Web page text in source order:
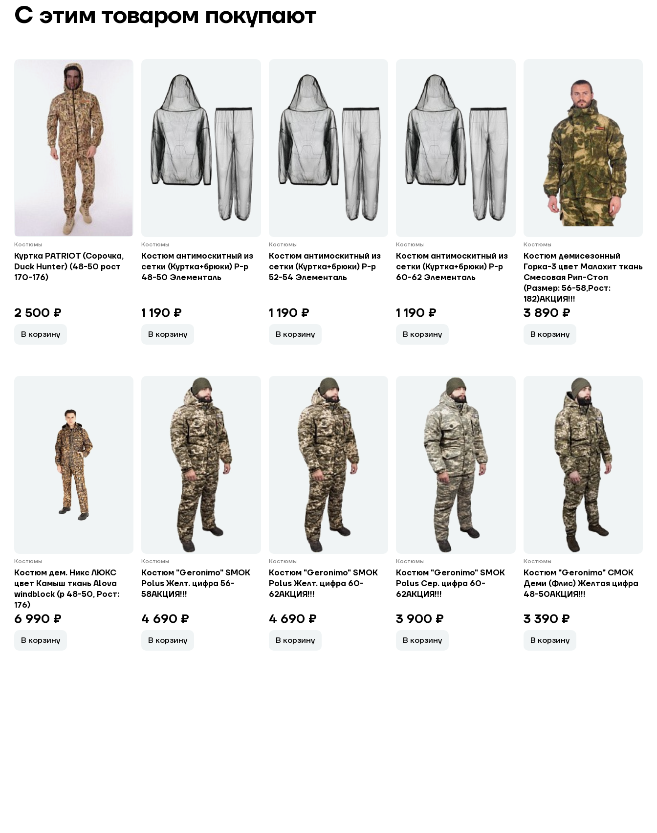
С этим товаром покупают
Костюмы
Куртка PATRIOT (Сорочка,
Duck Hunter) (48-50 рост
170-176)
2 500 ₽
В корзину
Костюмы
Костюм антимоскитный из
сетки (Куртка+брюки) Р-р
48-50 Элементаль
1 190 ₽
В корзину
Костюмы
Костюм антимоскитный из
сетки (Куртка+брюки) Р-р
52-54 Элементаль
1 190 ₽
В корзину
Костюмы
Костюм антимоскитный из
сетки (Куртка+брюки) Р-р
60-62 Элементаль
1 190 ₽
В корзину
Костюмы
Костюм демисезонный
Горка-3 цвет Малахит ткань
Смесовая Рип-Стоп
(Размер: 56-58,Рост:
182)АКЦИЯ!!!
3 890 ₽
В корзину
Костюмы
Костюм дем. Никс ЛЮКС
цвет Камыш ткань Alova
windblock (р 48-50, Рост:
176)
6 990 ₽
В корзину
Костюмы
Костюм "Geronimo" SMOK
Polus Желт. цифра 56-
58АКЦИЯ!!!
4 690 ₽
В корзину
Костюмы
Костюм "Geronimo" SMOK
Polus Желт. цифра 60-
62АКЦИЯ!!!
4 690 ₽
В корзину
Костюмы
Костюм "Geronimo" SMOK
Polus Сер. цифра 60-
62АКЦИЯ!!!
3 900 ₽
В корзину
Костюмы
Костюм "Geronimo" СМОК
Деми (Флис) Желтая цифра
48-50АКЦИЯ!!!
3 390 ₽
В корзину